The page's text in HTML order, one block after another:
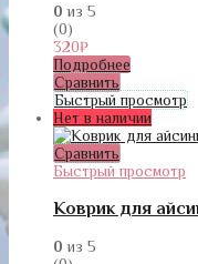
0 из 5
(0)
320₽
Подробнее
Сравнить
Быстрый просмотр
Нет в наличии
Сравнить
Быстрый просмотр
Коврик для
0 из 5